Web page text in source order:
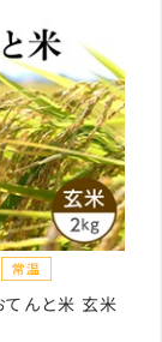
てんと米 玄米